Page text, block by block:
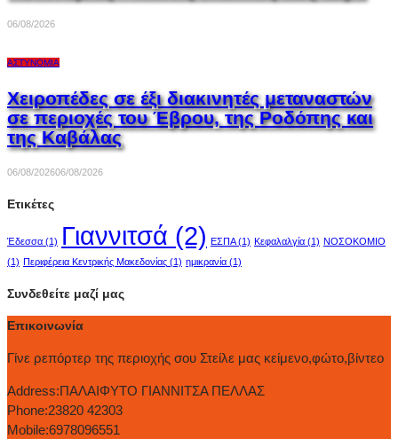
06/08/2026
ΑΣΤΥΝΟΜΊΑ
Χειροπέδες σε έξι διακινητές μεταναστών
σε περιοχές του Έβρου, της Ροδόπης και
της Καβάλας
06/08/202606/08/2026
Ετικέτες
Έδεσσα (1) Γιαννιτσά (2) ΕΣΠΑ(1) Κεφαλαλγία (1) ΝΟΣΟΚΟΜΙΟ
(1) Περιφέρεια Κεντρικής Μακεδονίας (1) ημικρανία (1)
Συνδεθείτε μαζί μας
Επικοινωνία
Γίνε ρεπόρτερ της περιοχής σου Στείλε μας κείμενο,φώτο,βίντεο
Address:ΠΑΛΑΙΦΥΤΟ ΓΙΑΝΝΙΤΣΑ ΠΕΛΛΑΣ
Phone:23820 42303
Mobile:6978096551